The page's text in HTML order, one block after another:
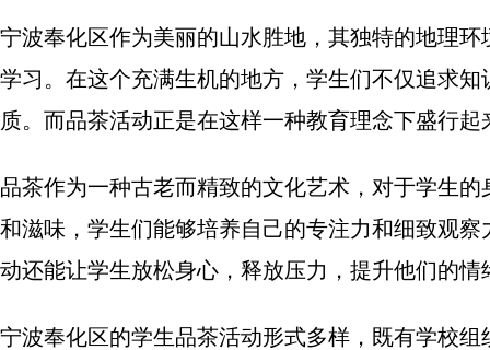
宁波奉化区作为美丽的山水胜地，其独特的地理
学习。在这个充满生机的地方，学生们不仅追求
质。而品茶活动正是在这样一种教育理念下盛行起
品茶作为一种古老而精致的文化艺术，对于学生
和滋味，学生们能够培养自己的专注力和细致观
动还能让学生放松身心，释放压力，提升他们的
宁波奉化区的学生品茶活动形式多样，既有学校